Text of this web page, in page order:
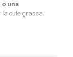
o una
la cute grassa.